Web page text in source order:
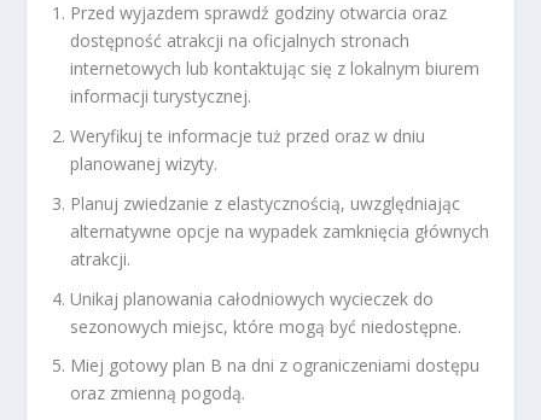
Przed wyjazdem sprawdź godziny otwarcia oraz
dostępność atrakcji na oficjalnych stronach
internetowych lub kontaktując się z lokalnym biurem
informacji turystycznej.
Weryfikuj te informacje tuż przed oraz w dniu
planowanej wizyty.
Planuj zwiedzanie z elastycznością, uwzględniając
alternatywne opcje na wypadek zamknięcia głównych
atrakcji.
Unikaj planowania całodniowych wycieczek do
sezonowych miejsc, które mogą być niedostępne.
Miej gotowy plan B na dni z ograniczeniami dostępu
oraz zmienną pogodą.